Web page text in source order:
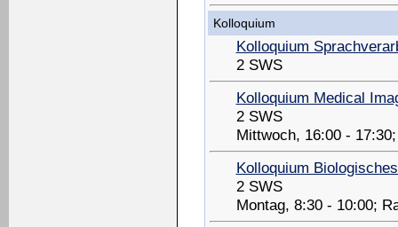
Kolloquium
Kolloquium
2 SWS
Kolloquium Medical
2 SWS
Mittwoch, 16:00 -
Kolloquium
2 SWS
Montag, 8:30 - 10:00;